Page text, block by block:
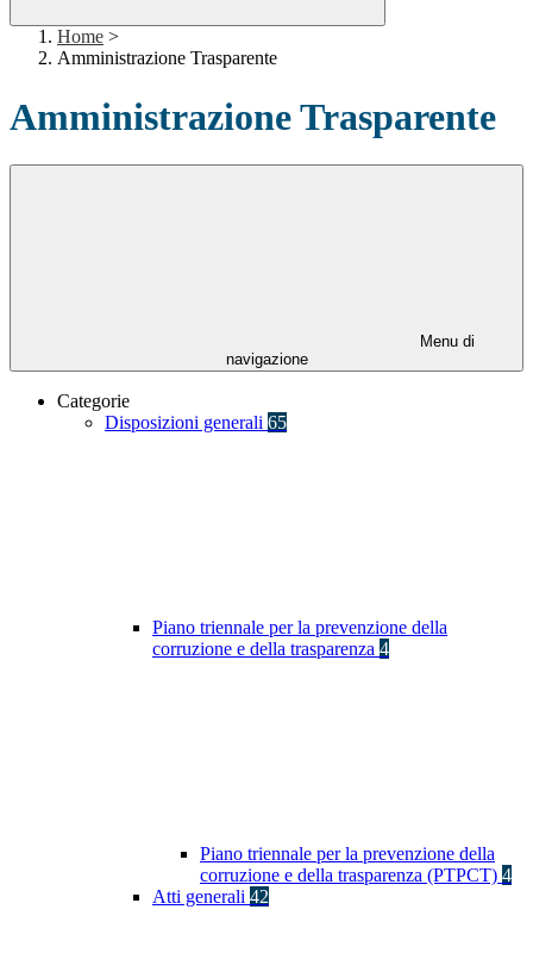
Home >
Amministrazione Trasparente
Amministrazione Trasparente
Menu di
navigazione
Categorie
Disposizioni generali 65
Piano triennale per la prevenzione della
corruzione e della trasparenza 4
Piano triennale per la prevenzione della
corruzione e della trasparenza (PTPCT) 4
Atti generali 42